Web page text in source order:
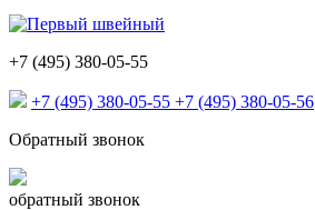
+7 (495) 380-05-55
+7 (495) 380-05-55 +7 (495) 380-05-56
Обратный звонок
обратный звонок